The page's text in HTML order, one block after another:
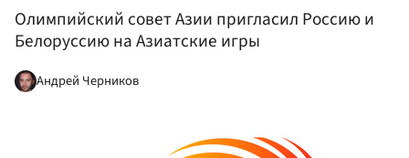
Олимпийский совет Азии пригласил Россию и
Белоруссию на Азиатские игры
Андрей Черников